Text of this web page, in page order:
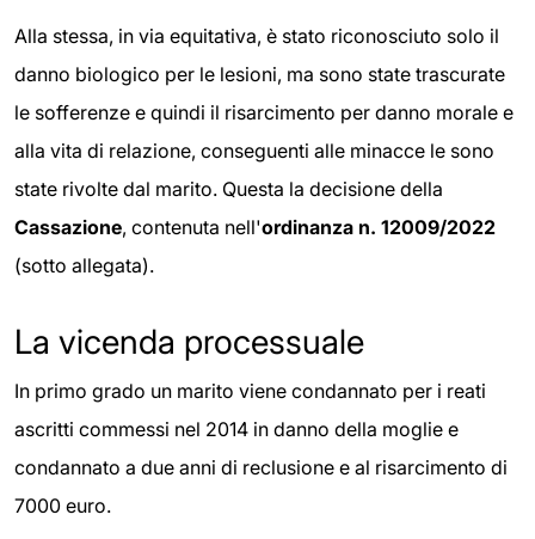
Alla stessa, in via equitativa, è stato riconosciuto solo il
danno biologico per le lesioni, ma sono state trascurate
le sofferenze e quindi il risarcimento per danno morale e
alla vita di relazione, conseguenti alle minacce le sono
state rivolte dal marito. Questa la decisione della
Cassazione, contenuta nell'ordinanza n. 12009/2022
(sotto allegata).
La vicenda processuale
In primo grado un marito viene condannato per i reati
ascritti commessi nel 2014 in danno della moglie e
condannato a due anni di reclusione e al risarcimento di
7000 euro.